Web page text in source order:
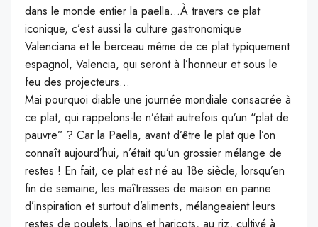
dans le monde entier la paella…À travers ce plat
iconique, c’est aussi la culture gastronomique
Valenciana et le berceau même de ce plat typiquement
espagnol, Valencia, qui serontà l’honneur et sous le
feu des projecteurs…
Mai pourquoi diable une journée mondiale consacrée à
ce plat, qui rappelons-le n’était autrefois qu’un “plat de
pauvre” ? Car la Paella, avant d’être le plat que l’on
connaît aujourd’hui, n’était qu’un grossier mélange de
restes ! En fait, ce plat est né au 18e siècle, lorsqu’en
fin de semaine, les maîtresses de maison en panne
d’inspiration et surtout d’aliments, mélangeaient leurs
restes de poulets, lapins et haricots, au riz, cultivé à